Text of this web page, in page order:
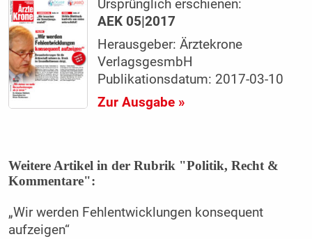
Ursprünglich erschienen:
AEK 05|2017
Herausgeber: Ärztekrone
VerlagsgesmbH
Publikationsdatum: 2017-03-10
Zur Ausgabe »
Weitere Artikel in der Rubrik "Politik, Recht &
Kommentare":
„Wir werden Fehlentwicklungen konsequent
aufzeigen“